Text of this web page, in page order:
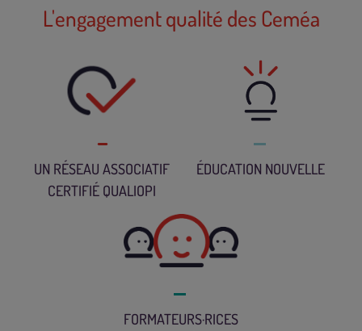
L'engagement qualité des Ceméa
UN RÉSEAU ASSOCIATIF
CERTIFIÉ QUALIOPI
ÉDUCATION NOUVELLE
FORMATEURS·RICES